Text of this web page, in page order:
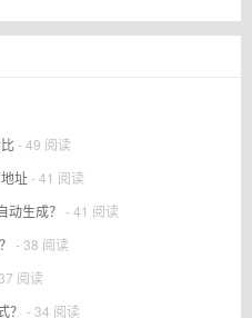
- 49 阅读
址- 41 阅读
生成？ - 41 阅读
- 38 阅读
阅读
？ - 34 阅读